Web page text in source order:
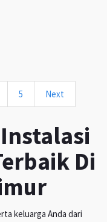
5 Next
Di
keluarga Anda dari